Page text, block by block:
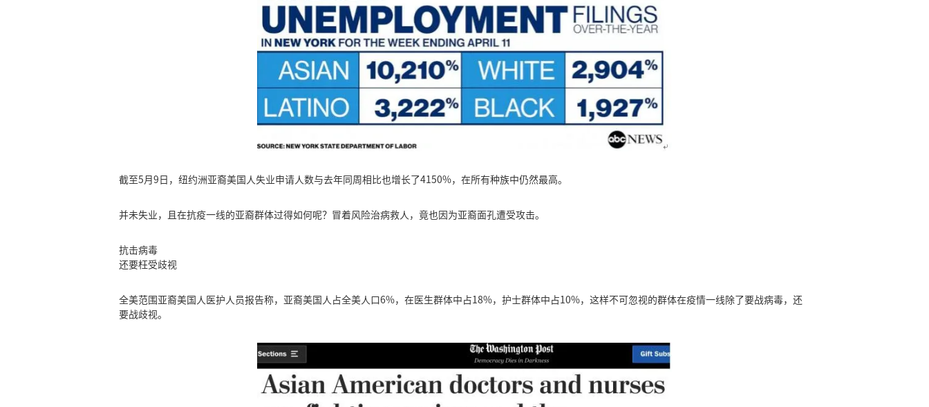
截至5月9日，纽约洲亚裔美国人失业申请人数与去年同周相比也增长了4150%，在所有种族中仍然最高。
并未失业，且在抗疫一线的亚裔群体过得如何呢？冒着风险治病救人，竟也因为亚裔面孔遭受攻击。
抗击病毒
还要枉受歧视
全美范围亚裔美国人医护人员报告称，亚裔美国人占全美人口6%，在医生群体中占18%，护士群体中占10%，这样不可忽视的群体在疫情一线除了要战病毒，还
要战歧视。